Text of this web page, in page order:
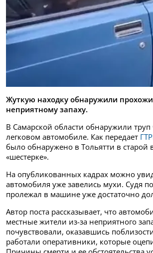
Жуткую находку обнаружили
неприятному запаху.
В Самарской области обнаружили труп
легковом автомобиле. Как передает
было обнаружено в Тольятти в старой
«шестерке».
На опубликованных кадрах можно
автомобиля уже завелись мухи. Судя
пролежал в машине уже достаточно
Автор поста рассказывает, что
местные жители из-за неприятного
почувствовали, оказавшись
работали оперативники, которые